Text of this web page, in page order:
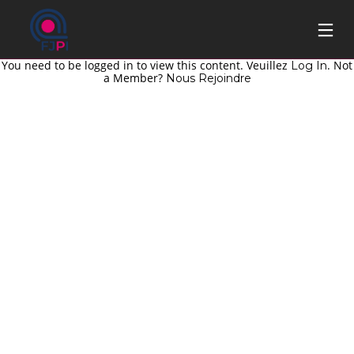
You need to be logged in to view this content. Veuillez Log In. Not
a Member? Nous Rejoindre